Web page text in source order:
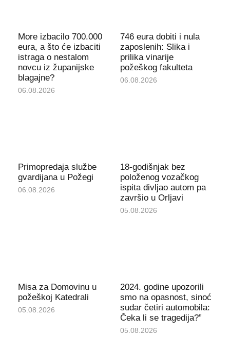
More izbacilo 700.000
eura, a što će izbaciti
istraga o nestalom
novcu iz županijske
blagajne?
06.08.2026
746 eura dobiti i nula
zaposlenih: Slika i
prilika vinarije
požeškog fakulteta
06.08.2026
Primopredaja službe
gvardijana u Požegi
06.08.2026
18-godišnjak bez
položenog vozačkog
ispita divljao autom pa
završio u Orljavi
05.08.2026
Misa za Domovinu u
požeškoj Katedrali
05.08.2026
2024. godine upozorili
smo na opasnost, sinoć
sudar četiri automobila:
Čeka li se tragedija?”
05.08.2026